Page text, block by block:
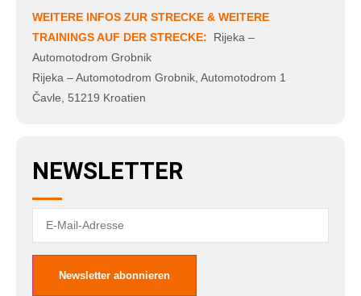
WEITERE INFOS ZUR STRECKE & WEITERE
TRAININGS AUF DER STRECKE: Rijeka –
Automotodrom Grobnik
Rijeka – Automotodrom Grobnik, Automotodrom 1
Čavle, 51219 Kroatien
NEWSLETTER